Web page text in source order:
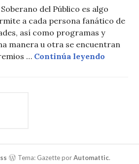
del Público es algo
a cada persona fanático de
así como programas y
manera u otra se encuentran
… Continúa leyendo
Tema: Gazette porAutomattic.